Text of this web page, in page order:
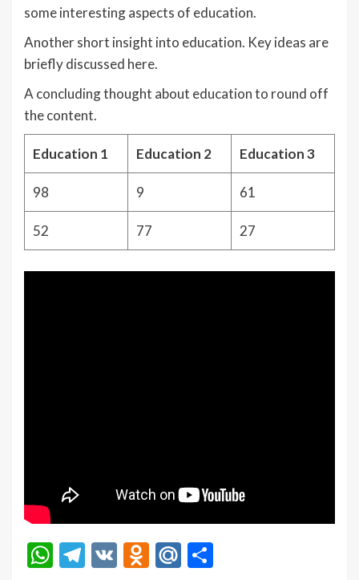
some interesting aspects of education.
Another short insight into education. Key ideas are
briefly discussed here.
A concluding thought about education to round off
the content.
Education 1 Education 2 Education 3
98 9 61
52 77 27
WhatsApp
Telegram
VK Odnoklassniki
Mail.Ru